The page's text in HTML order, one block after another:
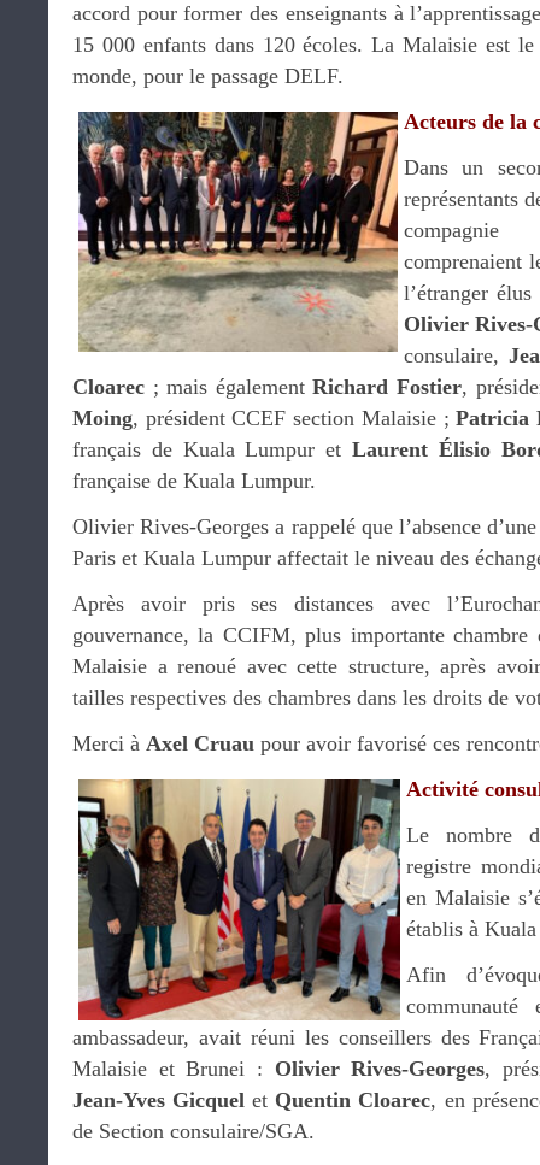
accord pour former des enseignants à
15 000 enfants dans 120 écoles. La Malaisie est le
monde, pour le passage DELF.
Acteurs de la
Dans un
représentants
compagnie
comprenaient
l’étranger
Olivier Rives-
consulaire,
Cloarec ; mais égalementRichard Fostier,
Moing, président CCEF section Malaisie ;Patricia
français de Kuala Lumpur et Laurent Élisio
française de Kuala Lumpur.
Olivier Rives-Georges a rappelé que l’absence
Paris et Kuala Lumpur affectait le niveau des
Après avoir pris ses distances avec
gouvernance, la CCIFM, plus importante chambre
Malaisie a renoué avec cette structure, après
tailles respectives des chambres dans les droits de
Merci à Axel Cruau pour avoir favorisé ces
Activité
Le nombre
registre
en Malaisie
établis à
Afin
ambassadeur, avait réuni les conseillers des
Malaisie et Brunei : Olivier Rives-Georges,
Jean-Yves Gicquel et Quentin Cloarec, en
de Section consulaire/SGA.